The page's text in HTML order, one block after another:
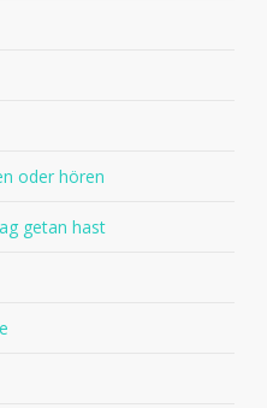
oder hören
getan hast